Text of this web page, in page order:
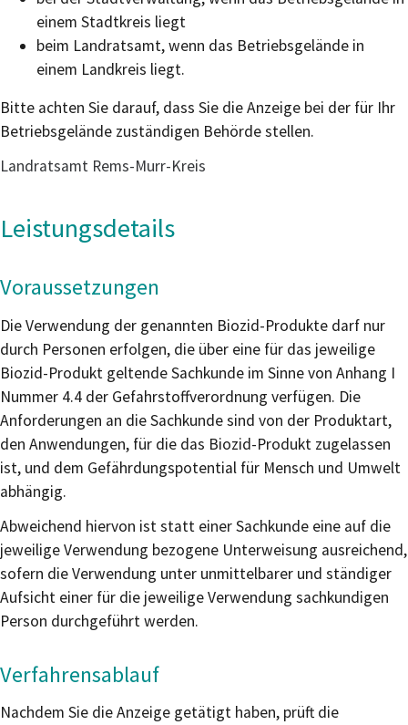
einem Stadtkreis liegt
beim Landratsamt, wenn das Betriebsgelände in
einem Landkreis liegt.
Bitte achten Sie darauf, dass Sie die Anzeige bei der für Ihr
Betriebsgelände zuständigen Behörde stellen.
Landratsamt Rems-Murr-Kreis
Leistungsdetails
Voraussetzungen
Die Verwendung der genannten Biozid-Produkte darf nur
durch Personen erfolgen, die über eine für das jeweilige
Biozid-Produkt geltende Sachkunde im Sinne von Anhang I
Nummer 4.4 der Gefahrstoffverordnung verfügen. Die
Anforderungen an die Sachkunde sind von der Produktart,
den Anwendungen, für die das Biozid-Produkt zugelassen
ist, und dem Gefährdungspotential für Mensch und Umwelt
abhängig.
Abweichend hiervon ist statt einer Sachkunde eine auf die
jeweilige Verwendung bezogene Unterweisung ausreichend,
sofern die Verwendung unter unmittelbarer und ständiger
Aufsicht einer für die jeweilige Verwendung sachkundigen
Person durchgeführt werden.
Verfahrensablauf
Nachdem Sie die Anzeige getätigt haben, prüft die